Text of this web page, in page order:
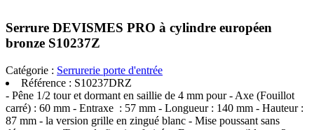
Serrure DEVISMES PRO à cylindre européen
bronze S10237Z
Catégorie : Serrurerie porte d'entrée
Référence : S10237DRZ
- Pêne 1/2 tour et dormant en saillie de 4 mm pour - Axe (Fouillot
carré) : 60 mm - Entraxe : 57 mm - Longueur : 140 mm - Hauteur :
87 mm - la version grille en zingué blanc - Mise poussant sans